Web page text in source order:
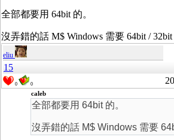
全部都要用 64bit 的。
沒弄錯的話 M$ Windows 需要 64bit /
eliu
15
0 0
caleb
全部都要用 64bit 的。
沒弄錯的話 M$ Windows 需要